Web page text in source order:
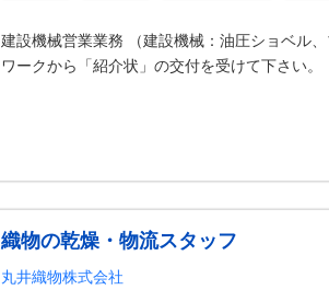
建設機械営業業務 （建設機械：油圧ショベル
ワークから「紹介状」の交付を受けて下さい。
織物の乾燥・物流スタッフ
丸井織物株式会社